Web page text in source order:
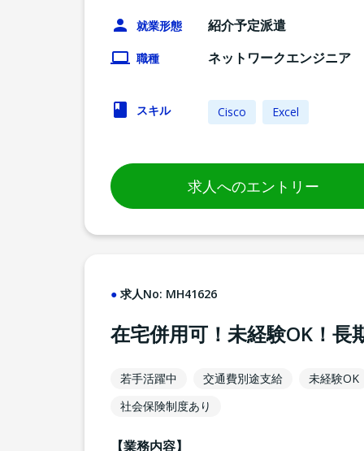
就業形態 紹介予定派遣
職種 ネットワークエンジニア
スキル Cisco Excel
求人へのエントリー
求人No: MH41626
在宅併用可！未経験OK！
若手活躍中 交通費別途支給
未経験OK
社会保険制度あり
【業務内容】